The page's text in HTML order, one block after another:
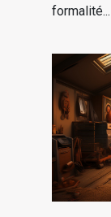
formalité...